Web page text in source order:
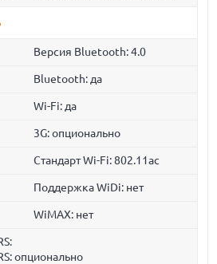
Версия Bluetooth: 4.0
Bluetooth: да
Wi-Fi: да
3G: опционально
Стандарт Wi-Fi: 802.11ac
Поддержка WiDi: нет
WiMAX: нет
опционально